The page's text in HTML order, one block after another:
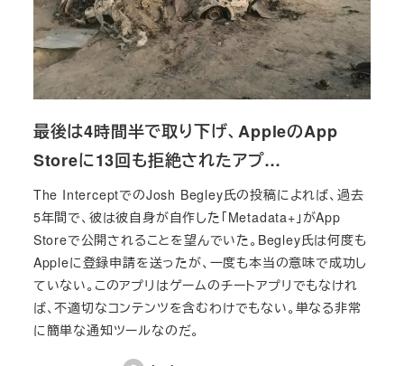
最後は4時間半で取り下げ、AppleのApp
Storeに13回も拒絶されたアプ…
The InterceptでのJosh Begley氏の投稿によれば、過去
5年間で、彼は彼自身が自作した「Metadata+」がApp
Storeで公開されることを望んでいた。Begley氏は何度も
Appleに登録申請を送ったが、一度も本当の意味で成功し
ていない。このアプリはゲームのチートアプリでもなけれ
ば、不適切なコンテンツを含むわけでもない。単なる非常
に簡単な通知ツールなのだ。